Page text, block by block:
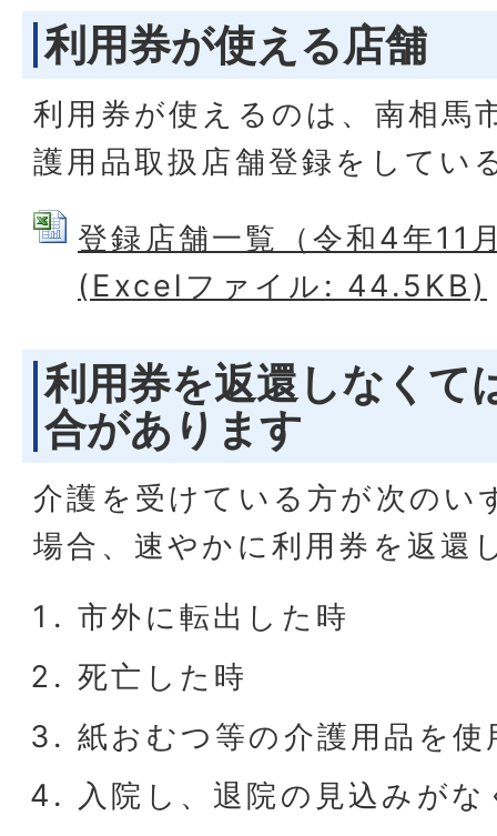
利用券が使える店舗
利用券が使えるのは、南相馬
護用品取扱店舗登録をしてい
登録店舗一覧（令和4年11
(Excelファイル: 44.5KB)
利用券を返還しなくて
合があります
介護を受けている方が次のい
場合、速やかに利用券を返還
市外に転出した時
死亡した時
紙おむつ等の介護用品を
入院し、退院の見込みが